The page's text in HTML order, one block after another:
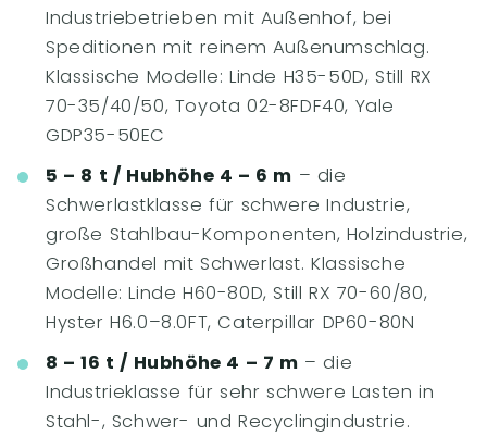
Industriebetrieben mit Außenhof, bei
Speditionen mit reinem Außenumschlag.
Klassische Modelle: Linde H35-50D, Still RX
70-35/40/50, Toyota 02-8FDF40, Yale
GDP35-50EC
5 – 8 t / Hubhöhe 4 – 6 m – die
Schwerlastklasse für schwere Industrie,
große Stahlbau-Komponenten, Holzindustrie,
Großhandel mit Schwerlast. Klassische
Modelle: Linde H60-80D, Still RX 70-60/80,
Hyster H6.0–8.0FT, Caterpillar DP60-80N
8 – 16 t / Hubhöhe 4 – 7 m – die
Industrieklasse für sehr schwere Lasten in
Stahl-, Schwer- und Recyclingindustrie.